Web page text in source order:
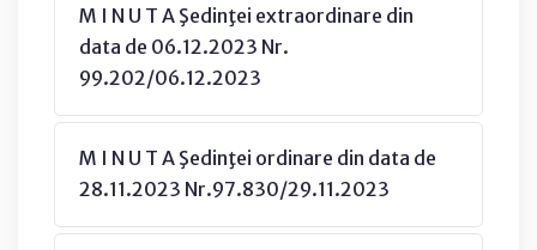
M I N U T A Şedinţei extraordinare din
data de 06.12.2023 Nr.
99.202/06.12.2023
M I N U T A Şedinţei ordinare din data de
28.11.2023 Nr.97.830/29.11.2023